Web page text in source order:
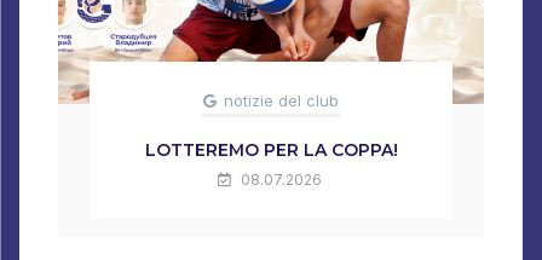
notizie del club
LOTTEREMO PER LA COPPA!
08.07.2026